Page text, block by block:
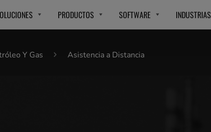
PRODUCTOS SOFTWARE INDUSTRIAS
Y Gas Asistencia a Distancia